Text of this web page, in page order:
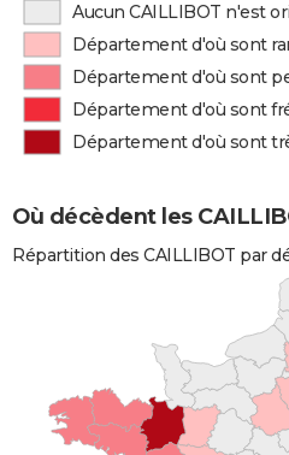
Aucun CAILLIBOT n'est
Département d'où sont
Département d'où sont
Département d'où sont
Département d'où sont
Où décèdent les
Répartition des CAILLIBOT par